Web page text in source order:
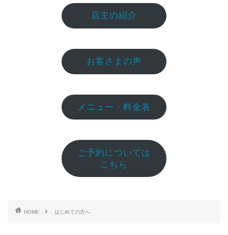
店主の紹介
お客さまの声
メニュー・料金表
ご予約については
こちら
HOME はじめての方へ